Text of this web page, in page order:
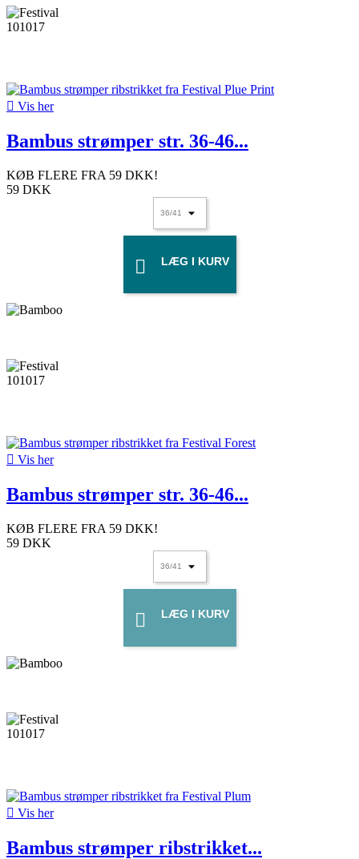
 Vis her
Bambus strømper str. 36-46...
KØB FLERE FRA 59 DKK!
59 DKK
 LÆG I KURV
 Vis her
Bambus strømper str. 36-46...
KØB FLERE FRA 59 DKK!
59 DKK
 LÆG I KURV
 Vis her
Bambus strømper ribstrikket...